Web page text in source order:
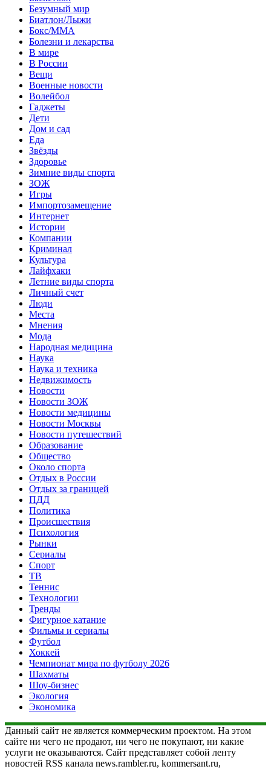
Безумный мир
Биатлон/Лыжи
Бокс/MMA
Болезни и лекарства
В мире
В России
Вещи
Военные новости
Волейбол
Гаджеты
Дети
Дом и сад
Еда
Звёзды
Здоровье
Зимние виды спорта
ЗОЖ
Игры
Импортозамещение
Интернет
Истории
Компании
Криминал
Культура
Лайфхаки
Летние виды спорта
Личный счет
Люди
Места
Мнения
Мода
Народная медицина
Наука
Наука и техника
Недвижимость
Новости
Новости ЗОЖ
Новости медицины
Новости Москвы
Новости путешествий
Образование
Общество
Около спорта
Отдых в России
Отдых за границей
ПДД
Политика
Происшествия
Психология
Рынки
Сериалы
Спорт
ТВ
Теннис
Технологии
Тренды
Фигурное катание
Фильмы и сериалы
Футбол
Хоккей
Чемпионат мира по футболу 2026
Шахматы
Шоу-бизнес
Экология
Экономика
Данный сайт не является коммерческим проектом. На этом
сайте ни чего не продают, ни чего не покупают, ни какие
услуги не оказываются. Сайт представляет собой ленту
новостей RSS канала news.rambler.ru, kommersant.ru,